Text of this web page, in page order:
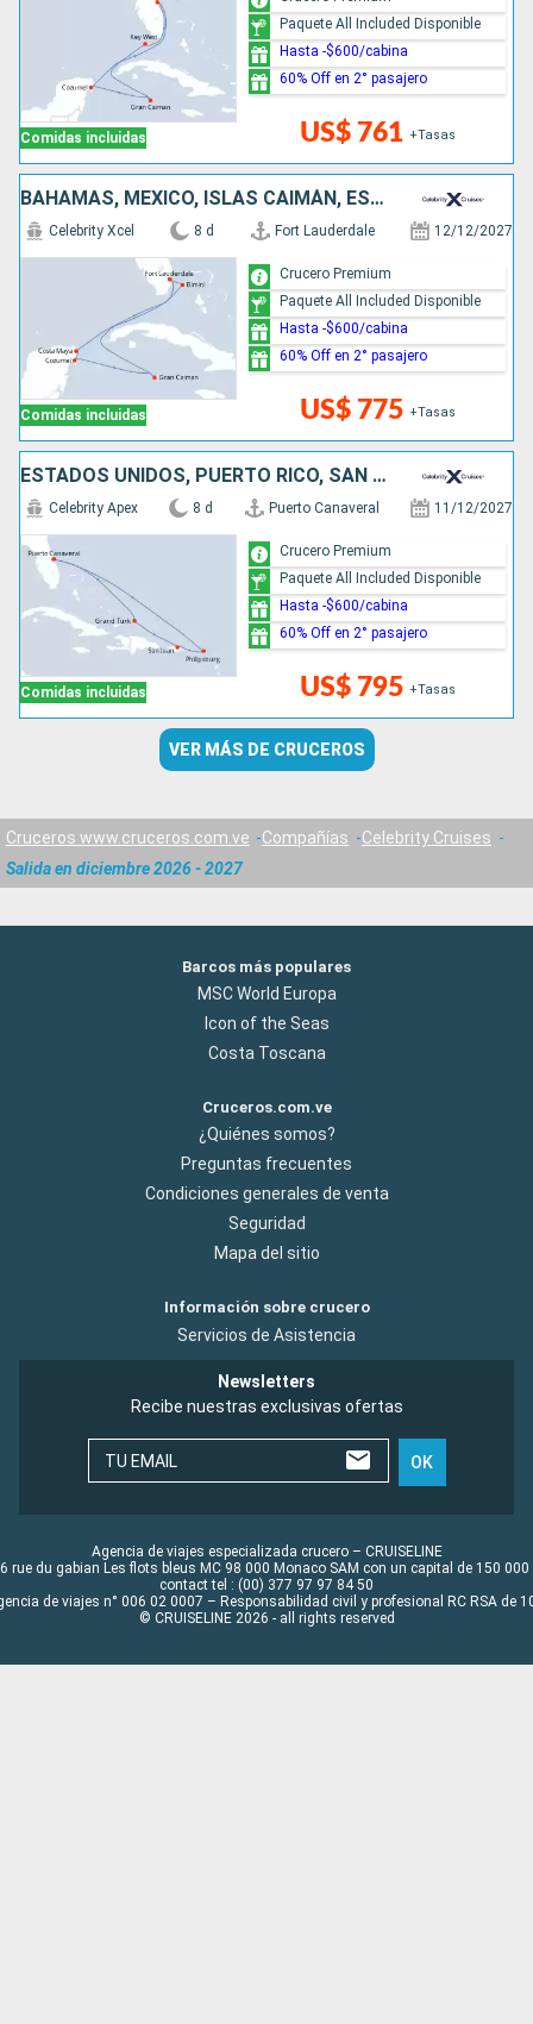
Comidas incluidas US$ 761 +Tasas
Paquete All Included Disponible
Hasta -$600/cabina
60% Off en 2° pasajero
BAHAMAS, MÉXICO, ISLAS CAIMÁN, ESTADOS UNIDOS
Comidas incluidas
Celebrity Xcel 8 d Fort Lauderdale 12/12/2027
US$ 775 +Tasas
Crucero Premium
Paquete All Included Disponible
Hasta -$600/cabina
60% Off en 2° pasajero
ESTADOS UNIDOS, PUERTO RICO, SAN MARTÍN
Comidas incluidas
Celebrity Apex 8 d Puerto Canaveral 11/12/2027
US$ 795 +Tasas
Crucero Premium
Paquete All Included Disponible
Hasta -$600/cabina
60% Off en 2° pasajero
VER MÁS DE CRUCEROS
Cruceros www.cruceros.com.ve Compañías
Celebrity Cruises
Salida en diciembre 2026 - 2027
Barcos más populares
MSC World Europa
Icon of the Seas
Costa Toscana
Cruceros.com.ve
¿Quiénes somos?
Preguntas frecuentes
Condiciones generales de venta
Seguridad
Mapa del sitio
Información sobre crucero
Servicios de Asistencia
Newsletters
Recibe nuestras exclusivas ofertas
TU EMAIL OK
Agencia de viajes especializada crucero – CRUISELINE
rue du gabian Les flots bleus MC 98 000 Monaco SAM con un capital de 150 000
contact tel : (00) 377 97 97 84 50
de viajes n° 006 02 0007 – Responsabilidad civil y profesional RC RSA de
© CRUISELINE 2026 - all rights reserved